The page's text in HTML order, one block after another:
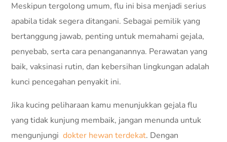
Meskipun tergolong umum, flu ini bisa menjadi serius
apabila tidak segera ditangani. Sebagai pemilik yang
bertanggung jawab, penting untuk memahami gejala,
penyebab, serta cara penanganannya. Perawatan yang
baik, vaksinasi rutin, dan kebersihan lingkungan adalah
kunci pencegahan penyakit ini.
Jika kucing peliharaan kamu menunjukkan gejala flu
yang tidak kunjung membaik, jangan menunda untuk
mengunjungidokter hewan terdekat. Dengan